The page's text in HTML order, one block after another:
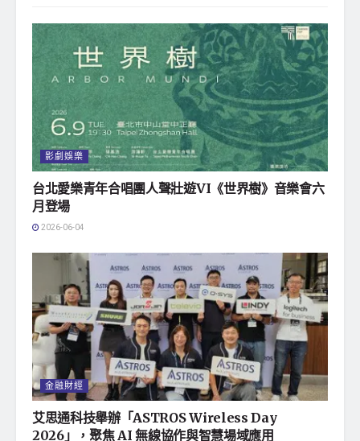
影劇娛樂
台北愛樂青年合唱團人聲壯遊VI《世界樹》音樂會六
月登場
2026-06-04
金融財經
艾思通科技舉辦「ASTROS Wireless Day
2026」，聚焦 AI 無線協作與智慧場域應用